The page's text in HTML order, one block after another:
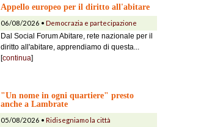
Appello europeo per il diritto all'abitare
06/08/2026 • Democrazia e partecipazione
Dal Social Forum Abitare, rete nazionale per il
diritto all'abitare, apprendiamo di questa...
[continua]
"Un nome in ogni quartiere" presto
anche a Lambrate
05/08/2026 • Ridisegniamo la città